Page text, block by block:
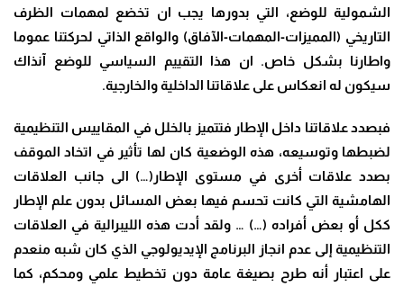
الشمولية للوضع، التي بدورها يجب ان تخضع لمهمات الظرف
التاريخي (المميزات-المهمات-الآفاق) والواقع الذاتي لحركتنا عموما
واطارنا بشكل خاص. ان هذا التقييم السياسي للوضع آنذاك
سيكون له انعكاس على علاقاتنا الداخلية والخارجية.
فبصدد علاقاتنا داخل الإطار فتتميز بالخلل في المقاييس التنظيمية
لضبطها وتوسيعه، هذه الوضعية كان لها تأثير في اتخاد الموقف
بصدد علاقات أخرى في مستوى الإطار(…) الى جانب العلاقات
الهامشية التي كانت تحسم فيها بعض المسائل بدون علم الإطار
ككل أو بعض أفراده (…) … ولقد أدت هذه الليبرالية في العلاقات
التنظيمية إلى عدم انجاز البرنامج الإيديولوجي الذي كان شبه منعدم
على اعتبار أنه طرح بصيغة عامة دون تخطيط علمي ومحكم، كما